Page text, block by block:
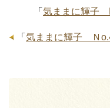
「 気ままに輝子
「 気ままに輝子 Ｎ